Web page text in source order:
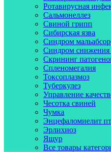
Ротавирусная
Сальмонеллез
Свиной грипп
Сибирская язва
Синдром
Синдром снижения
Скрининг
Спленомегалия
Токсоплазмоз
Туберкулез
Управление
Чесотка свиней
Чумка
Энцефаломиелит
Эрлихиоз
Ящур
Все товары